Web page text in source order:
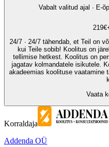
Vabalt valitud ajal · E-
219€
24/7 · 24/7 tähendab, et Teil on
kui Teile sobib! Koolitus on
tellimise hetkest. Koolitus on
jagatav kolmandatele isikutele.
akadeemias koolituse vaatamine
Vaata
Korraldaja
Addenda OÜ